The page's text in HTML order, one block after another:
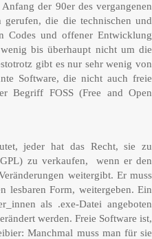
der 90er des vergangenen
gerufen, die die technischen und
Codes und offener Entwicklung
bis überhaupt nicht um die
gibt es nur sehr wenig von
Software, die nicht auch freie
Begriff FOSS (Free and Open
jeder hat das Recht, sie zu
zu verkaufen, wenn er den
weitergibt. Er muss
lesbaren Form, weitergeben. Ein
als .exe-Datei angeboten
werden. Freie Software ist,
Manchmal muss man für sie